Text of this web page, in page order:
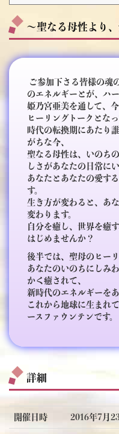
～聖なる母性より
ご参加下さる皆様の魂
のエネルギーとが、ハ
姫乃宮亜美を通して、
ヒーリングトークとな
時代の転換期にあたり
がちな今、
聖なる母性は、いのち
しさがあなたの日常に
あなたとあなたの愛す
す。
生き方が変わると、あ
変わります。
自分を癒し、世界を癒
はじめませんか？
後半では、聖母のヒー
あなたのいのちにしみ
かく癒されて、
新時代のエネルギーを
これから地球に生まれ
ースファウンテンです。
詳細
開催日時 2016年7月